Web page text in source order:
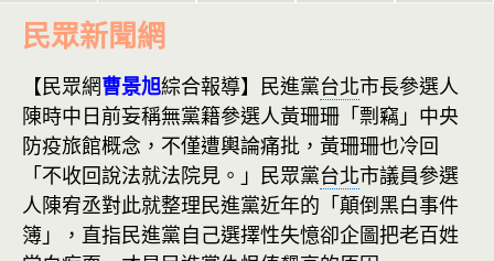
民眾新聞網
【民眾網曹景旭綜合報導】民進黨台北市長參選人
陳時中日前妄稱無黨籍參選人黃珊珊「剽竊」中央
防疫旅館概念，不僅遭輿論痛批，黃珊珊也冷回
「不收回說法就法院見。」民眾黨台北市議員參選
人陳宥丞對此就整理民進黨近年的「顛倒黑白事件
簿」，直指民進黨自己選擇性失憶卻企圖把老百姓